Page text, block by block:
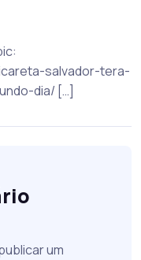
salvador-tera-
dia/ […]
um